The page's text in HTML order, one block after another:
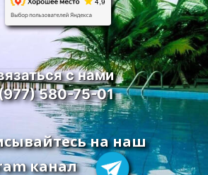
с нами
580-75-01
на наш
канал